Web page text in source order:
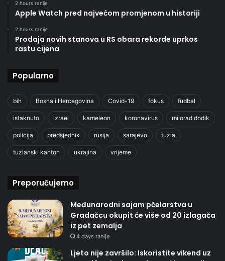
2 hours ranije
Apple Watch pred najvećom promjenom u historiji
2 hours ranije
Prodaja novih stanova u RS obara rekorde uprkos
rastu cijena
Popularno
bih Bosna i Hercegovina Covid-19 fokus fudbal
istaknuto izrael kameleon koronavirus milorad dodik
policija predsjednik rusija sarajevo tuzla
tuzlanski kanton ukrajina vrijeme
Preporučujemo
Međunarodni sajam pčelarstva u
Gradačcu okupit će više od 20 izlagača
iz pet zemalja
4 days ranije
Ljeto nije završilo: Iskoristite vikend uz